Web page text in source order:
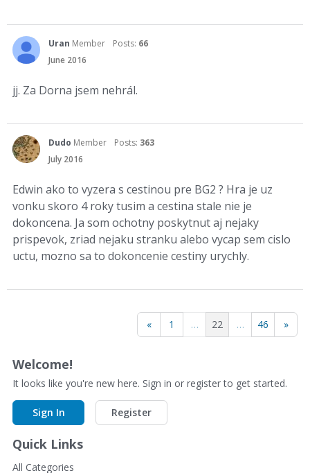
Uran Member Posts: 66
June 2016
jj. Za Dorna jsem nehrál.
Dudo Member Posts: 363
July 2016
Edwin ako to vyzera s cestinou pre BG2 ? Hra je uz
vonku skoro 4 roky tusim a cestina stale nie je
dokoncena. Ja som ochotny poskytnut aj nejaky
prispevok, zriad nejaku stranku alebo vycap sem cislo
uctu, mozno sa to dokoncenie cestiny urychly.
« 1 … 22 … 46 »
Welcome!
It looks like you're new here. Sign in or register to get started.
Sign In Register
Quick Links
All Categories